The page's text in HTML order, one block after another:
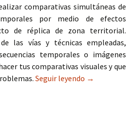
comparativas simultáneas de
por medio de efectos
de réplica de zona territorial.
las vías y técnicas empleadas,
temporales o imágenes
tus comparativas visuales y que
Seguir leyendo Recursos
→